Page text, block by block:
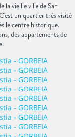
la vieille ville de San
un quartier très visité
le centre historique.
des appartements de